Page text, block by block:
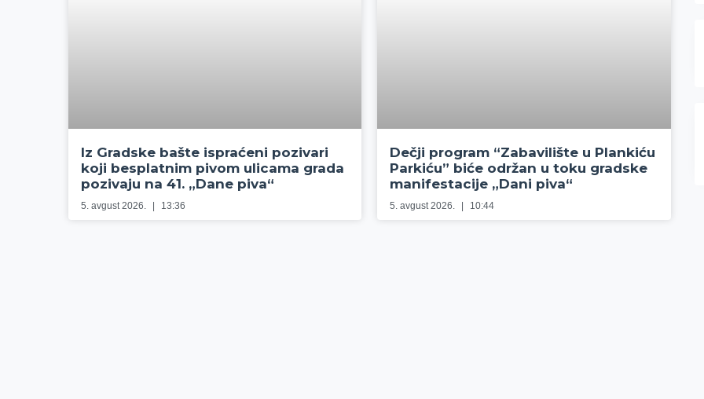
Iz Gradske bašte ispraćeni pozivari
koji besplatnim pivom ulicama grada
pozivaju na 41. „Dane piva“
5. avgust 2026. 13:36
Dečji program “Zabavilište u Plankiću
Parkiću” biće održan u toku gradske
manifestacije „Dani piva“
5. avgust 2026. 10:44